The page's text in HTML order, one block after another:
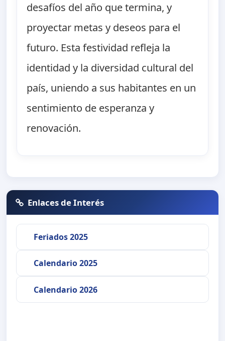
desafíos del año que termina, y
proyectar metas y deseos para el
futuro. Esta festividad refleja la
identidad y la diversidad cultural del
país, uniendo a sus habitantes en un
sentimiento de esperanza y
renovación.
Enlaces de Interés
Feriados 2025
Calendario 2025
Calendario 2026